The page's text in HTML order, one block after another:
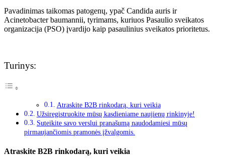
Pavadinimas taikomas patogenų, ypač Candida auris ir
Acinetobacter baumannii, tyrimams, kuriuos Pasaulio sveikatos
organizacija (PSO) įvardijo kaip pasaulinius sveikatos prioritetus.
Turinys:
Atraskite B2B rinkodarą, kuri veikia
Užsiregistruokite mūsų kasdieniame naujienų rinkinyje!
Suteikite savo verslui pranašumą naudodamiesi mūsų
pirmaujančiomis pramonės įžvalgomis.
Atraskite B2B rinkodarą, kuri veikia